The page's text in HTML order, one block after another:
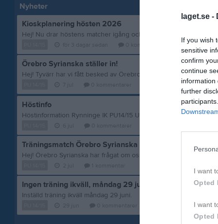
laget.se -
If you wish
sensitive
confirm
continue
information
further
I want
Opted
I want
Opted
Nyheter
Kioskplanering hösten 2026
Örebro Syrianska ställer in!
Höstinfo
Träningsmatch Örebro Syrianska
Ingen träning ikväll, måndag 29 juni.
Inställd träning ikväll måndag 29 juni.